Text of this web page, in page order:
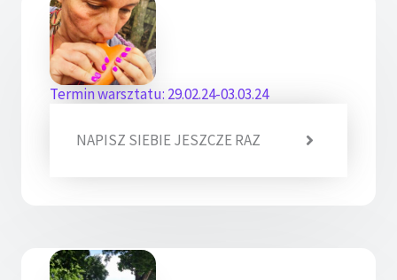
Termin warsztatu: 29.02.24-03.03.24
NAPISZ SIEBIE JESZCZE RAZ